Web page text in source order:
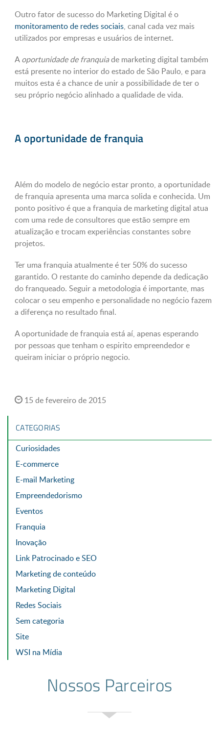
Outro fator de sucesso do Marketing Digital é o
monitoramento de redes sociais, canal cada vez mais
utilizados por empresas e usuários de internet.
Aoportunidade de franquiade marketing digital também
está presente no interior do estado de São Paulo, e para
muitos esta é a chance de unir a possibilidade de ter o
seu próprio negócio alinhado a qualidade de vida.
A oportunidade de franquia
Além do modelo de negócio estar pronto, a oportunidade
de franquia apresenta uma marca solida e conhecida. Um
ponto positivo é que a franquia de marketing digital atua
com uma rede de consultores que estão sempre em
atualização e trocam experiências constantes sobre
projetos.
Ter uma franquia atualmente é ter 50% do sucesso
garantido. O restante do caminho depende da dedicação
do franqueado. Seguir a metodologia é importante, mas
colocar o seu empenho e personalidade no negócio fazem
a diferença no resultado final.
A oportunidade de franquia está aí, apenas esperando
por pessoas que tenham o espirito empreendedor e
queiram iniciar o próprio negocio.
15 de fevereiro de 2015
CATEGORIAS
Curiosidades
E-commerce
E-mail Marketing
Empreendedorismo
Eventos
Franquia
Inovação
Link Patrocinado e SEO
Marketing de conteúdo
Marketing Digital
Redes Sociais
Sem categoria
Site
WSI na Mídia
Nossos Parceiros